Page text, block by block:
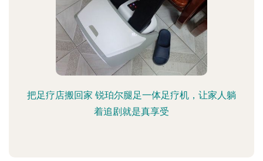
把足疗店搬回家 锐珀尔腿足一体足疗机，让家人躺
着追剧就是真享受